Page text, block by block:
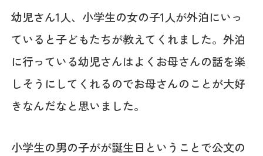
幼児さん1人、小学生の女の子1人が外泊にいっ
ていると子どもたちが教えてくれました。外泊
に行っている幼児さんはよくお母さんの話を楽
しそうにしてくれるのでお母さんのことが大好
きなんだなと思いました。
小学生の男の子がが誕生日ということで公文の